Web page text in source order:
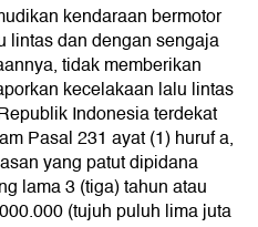
kendaraan bermotor
lintas dan dengan sengaja
tidak memberikan
kecelakaan lalu lintas
Indonesia terdekat
Pasal 231 ayat (1) huruf a,
yang patut dipidana
lama 3 (tiga) tahun atau
(tujuh puluh lima juta